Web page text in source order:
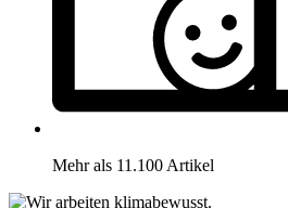
Mehr als 11.100 Artikel